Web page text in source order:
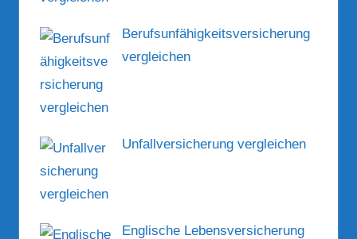
Berufsunfähigkeitsversicherung
vergleichen
Unfallversicherung vergleichen
Englische Lebensversicherung